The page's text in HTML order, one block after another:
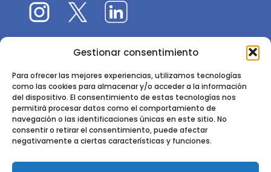
Gestionar consentimiento
Para ofrecer las mejores experiencias, utilizamos tecnologías
como las cookies para almacenar y/o acceder a la información
del dispositivo. El consentimiento de estas tecnologías nos
permitirá procesar datos como el comportamiento de
navegación o las identificaciones únicas en este sitio. No
consentir o retirar el consentimiento, puede afectar
negativamente a ciertas características y funciones.
El 9CFE es una actividad promovida por laSociedad
Instituto de Ciencias Forestales, INIA-CSIC
Ctra. de la Coruña km 7,5 - 28040 Madrid